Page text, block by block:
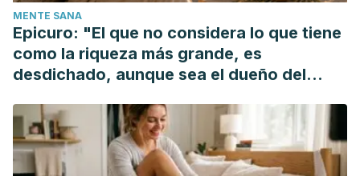
MENTE SANA
Epicuro: "El que no considera lo que tiene
como la riqueza más grande, es
desdichado, aunque sea el dueño del